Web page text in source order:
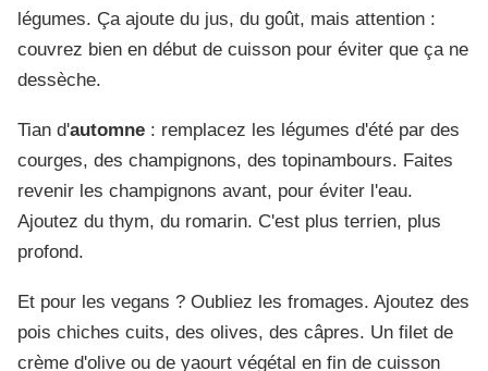
légumes. Ça ajoute du jus, du goût, mais attention :
couvrez bien en début de cuisson pour éviter que ça ne
dessèche.
Tian d'automne : remplacez les légumes d'été par des
courges, des champignons, des topinambours. Faites
revenir les champignons avant, pour éviter l'eau.
Ajoutez du thym, du romarin. C'est plus terrien, plus
profond.
Et pour les vegans ? Oubliez les fromages. Ajoutez des
pois chiches cuits, des olives, des câpres. Un filet de
crème d'olive ou de yaourt végétal en fin de cuisson